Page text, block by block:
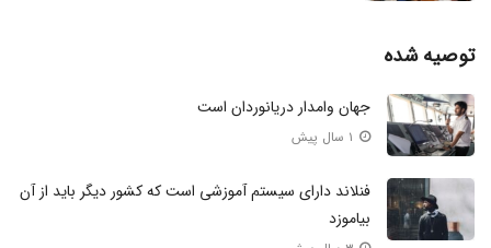
توصیه شده
جهان وامدار دریانوردان است
فنلاند دارای سیستم آموزشی است که کشور دیگر باید از آن
بیاموزد